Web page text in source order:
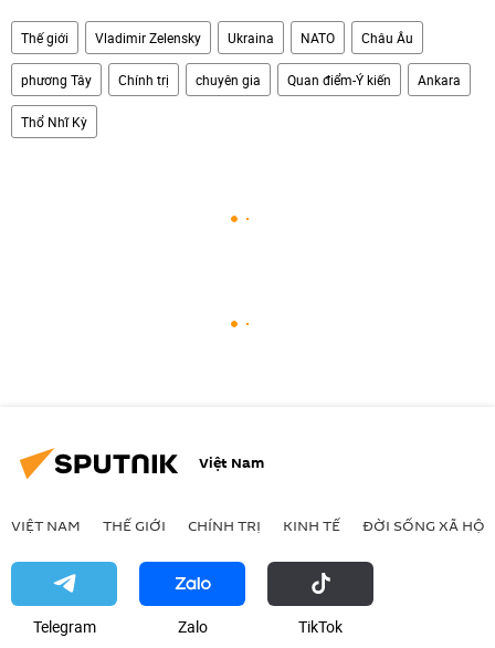
Thế giới Vladimir Zelensky Ukraina NATO Châu Âu
phương Tây Chính trị chuyên gia Quan điểm-Ý kiến Ankara
Thổ Nhĩ Kỳ
Việt Nam
VIỆT NAM THẾ GIỚI CHÍNH TRỊ KINH TẾ ĐỜI SỐNG XÃ HỘI
Telegram Zalo ТikТоk